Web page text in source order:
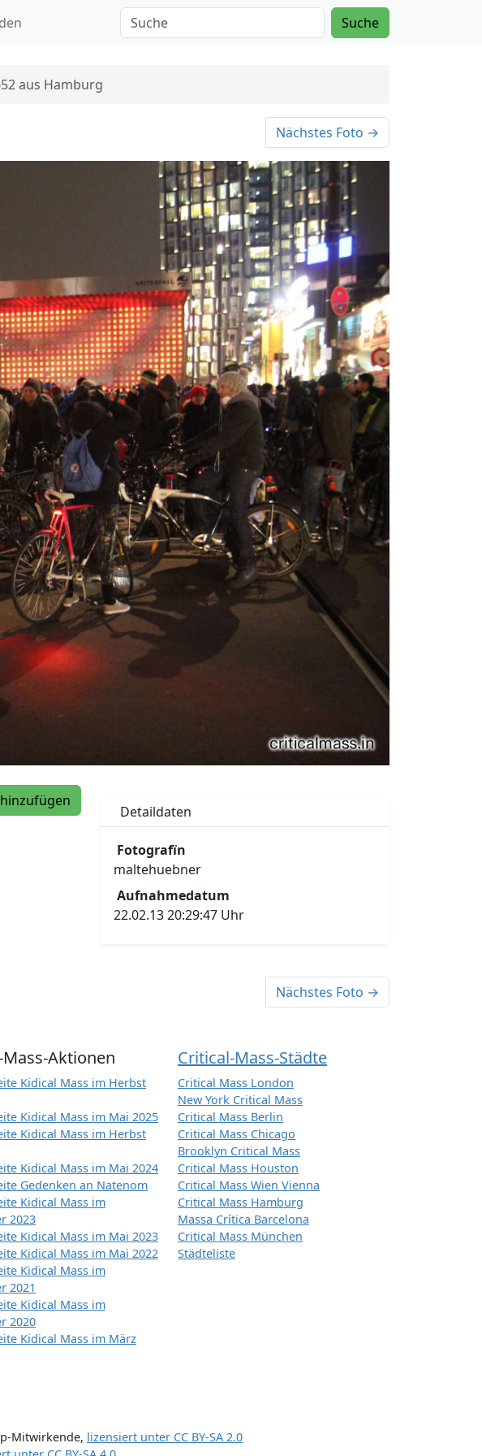
Suche
aus Hamburg
Nächstes Foto →
Detaildaten
Fotografïn
maltehuebner
Aufnahmedatum
22.02.13 20:29:47 Uhr
Nächstes Foto →
Aktionen
Kidical Mass im Herbst
Kidical Mass im Mai 2025
Kidical Mass im Herbst
Kidical Mass im Mai 2024
Gedenken an Natenom
Kidical Mass im
2023
Kidical Mass im Mai 2023
Kidical Mass im Mai 2022
Kidical Mass im
2021
Kidical Mass im
2020
Kidical Mass im März
Critical-Mass-Städte
Critical Mass London
New York Critical Mass
Critical Mass Berlin
Critical Mass Chicago
Brooklyn Critical Mass
Critical Mass Houston
Critical Mass Wien Vienna
Critical Mass Hamburg
Massa Crítica Barcelona
Critical Mass München
Städteliste
Mitwirkende, lizensiert unter CC BY-SA 2.0